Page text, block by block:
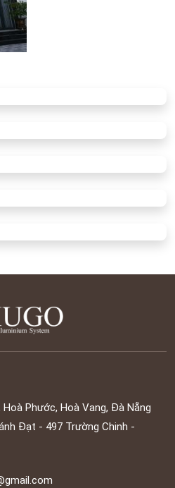
Hoà Phước, Hoà Vang, Đà Nẵng
Đạt - 497 Trường Chinh -